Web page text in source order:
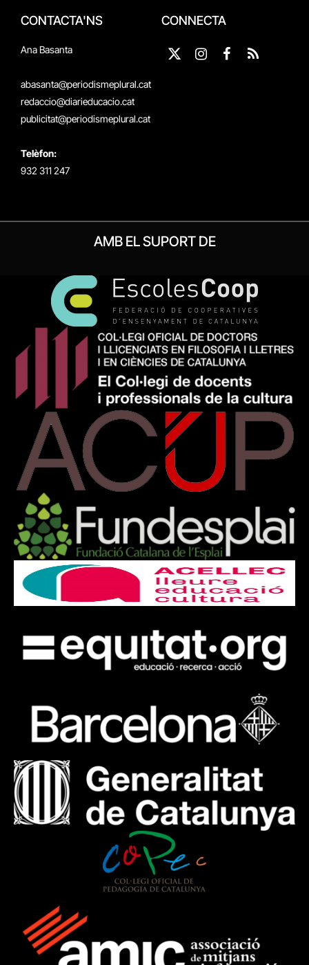
CONTACTA'NS
Ana Basanta
abasanta@periodismeplural.cat
redaccio@diarieducacio.cat
publicitat@periodismeplural.cat
Telèfon:
932 311 247
CONNECTA
X
Instagram
Facebook
RSS
AMB EL SUPORT DE